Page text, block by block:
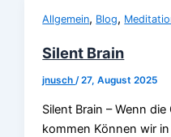
Allgemein, Blog,
Silent Brain
jnusch/27, August 2025
Silent Brain – Wenn
kommen Können wir